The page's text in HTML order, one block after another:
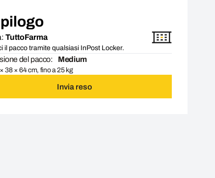
TuttoFarma
il pacco tramite qualsiasi InPost Locker.
del pacco: Medium
38 × 64 cm, fino a 25 kg
Invia reso